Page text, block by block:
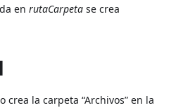
enrutaCarpeta se crea
crea la carpeta “Archivos” en la